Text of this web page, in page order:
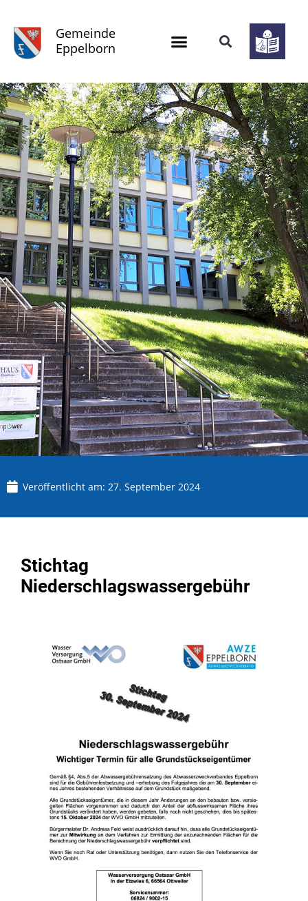
Gemeinde
Eppelborn
Veröffentlicht am: 27. September 2024
Stichtag
Niederschlagswassergebühr